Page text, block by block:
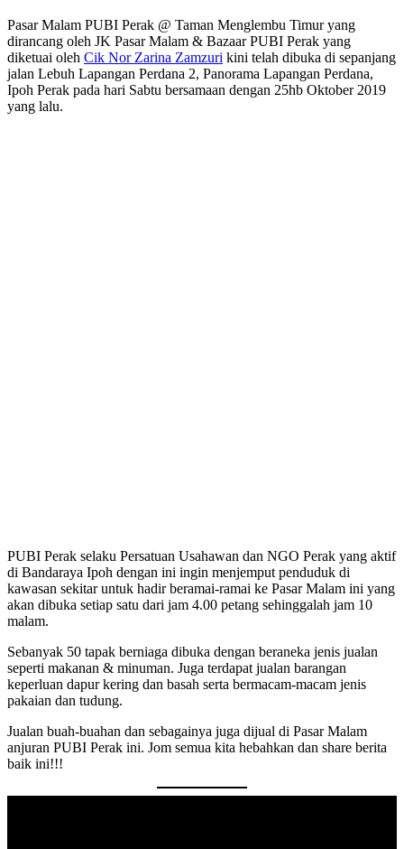
Pasar Malam PUBI Perak @ Taman Menglembu Timur yang
dirancang oleh JK Pasar Malam & Bazaar PUBI Perak yang
diketuai oleh Cik Nor Zarina Zamzuri kini telah dibuka di sepanjang
jalan Lebuh Lapangan Perdana 2, Panorama Lapangan Perdana,
Ipoh Perak pada hari Sabtu bersamaan dengan 25hb Oktober 2019
yang lalu.
PUBI Perak selaku Persatuan Usahawan dan NGO Perak yang aktif
di Bandaraya Ipoh dengan ini ingin menjemput penduduk di
kawasan sekitar untuk hadir beramai-ramai ke Pasar Malam ini yang
akan dibuka setiap satu dari jam 4.00 petang sehinggalah jam 10
malam.
Sebanyak 50 tapak berniaga dibuka dengan beraneka jenis jualan
seperti makanan & minuman. Juga terdapat jualan barangan
keperluan dapur kering dan basah serta bermacam-macam jenis
pakaian dan tudung.
Jualan buah-buahan dan sebagainya juga dijual di Pasar Malam
anjuran PUBI Perak ini. Jom semua kita hebahkan dan share berita
baik ini!!!